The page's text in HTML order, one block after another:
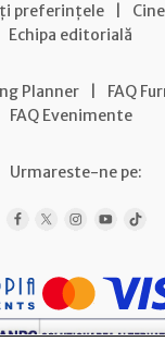
preferințele
Echipa editorială
Planner FAQ
FAQ Evenimente
Urmareste-ne pe: